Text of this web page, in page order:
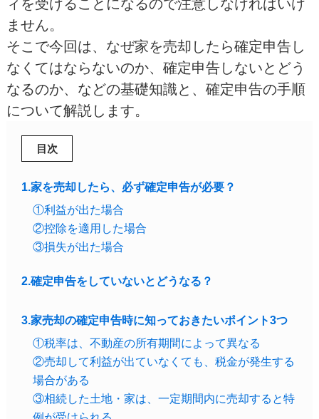
ィを受けることになるので注意しなければいけ
ません。
そこで今回は、なぜ家を売却したら確定申告し
なくてはならないのか、確定申告しないとどう
なるのか、などの基礎知識と、確定申告の手順
について解説します。
目次
1.家を売却したら、必ず確定申告が必要？
①利益が出た場合
②控除を適用した場合
③損失が出た場合
2.確定申告をしていないとどうなる？
3.家売却の確定申告時に知っておきたいポイント3つ
①税率は、不動産の所有期間によって異なる
②売却して利益が出ていなくても、税金が発生する
場合がある
③相続した土地・家は、一定期間内に売却すると特